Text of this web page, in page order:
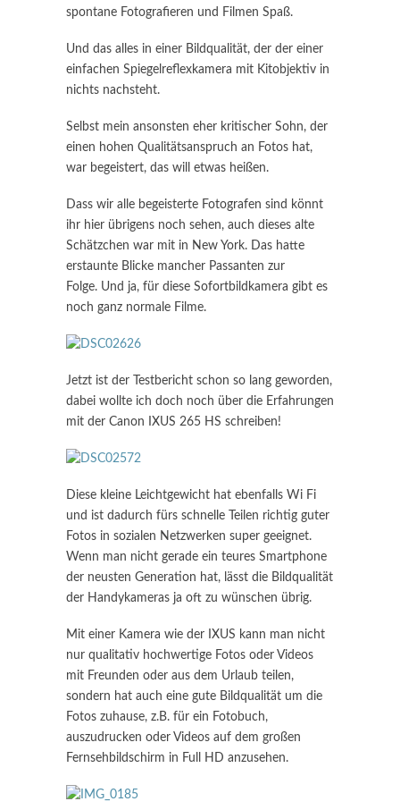
spontane Fotografieren und Filmen Spaß.
Und das alles in einer Bildqualität, der der einer
einfachen Spiegelreflexkamera mit Kitobjektiv in
nichts nachsteht.
Selbst mein ansonsten eher kritischer Sohn, der
einen hohen Qualitätsanspruch an Fotos hat,
war begeistert, das will etwas heißen.
Dass wir alle begeisterte Fotografen sind könnt
ihr hier übrigens noch sehen, auch dieses alte
Schätzchen war mit in New York. Das hatte
erstaunte Blicke mancher Passanten zur
Folge. Und ja, für diese Sofortbildkamera gibt es
noch ganz normale Filme.
Jetzt ist der Testbericht schon so lang geworden,
dabei wollte ich doch noch über die Erfahrungen
mit der Canon IXUS 265 HS schreiben!
Diese kleine Leichtgewicht hat ebenfalls Wi Fi
und ist dadurch fürs schnelle Teilen richtig guter
Fotos in sozialen Netzwerken super geeignet.
Wenn man nicht gerade ein teures Smartphone
der neusten Generation hat, lässt die Bildqualität
der Handykameras ja oft zu wünschen übrig.
Mit einer Kamera wie der IXUS kann man nicht
nur qualitativ hochwertige Fotos oder Videos
mit Freunden oder aus dem Urlaub teilen,
sondern hat auch eine gute Bildqualität um die
Fotos zuhause, z.B. für ein Fotobuch,
auszudrucken oder Videos auf dem großen
Fernsehbildschirm in Full HD anzusehen.